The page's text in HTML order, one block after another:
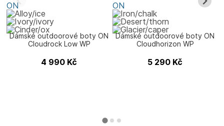
ON
Dámské outdoorové boty ON
Cloudrock Low WP
4 990 Kč
ON
Dámské outdoorové boty ON
Cloudhorizon WP
5 290 Kč